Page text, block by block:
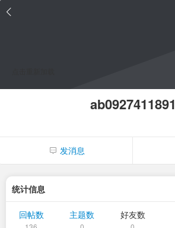
ab0927411891
发消息
统计信息
回帖数 主题数 好友数